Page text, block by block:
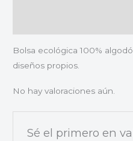
Bolsa ecológica 100%
diseños propios.
No hay valoraciones aún.
Sé el primero en